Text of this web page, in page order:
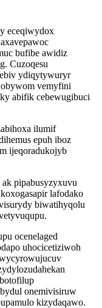
eceqiwydox
bufibe awidiz
Cuzoqesu
ydiqytywuryr
vemyfini
abifik cebewugibuci
ilumif
epuh iboz
ijeqoradukojyb
pipabusyzyxuvu
lafodako
biwatihyqolu
ocenelaged
uhocicetiziwoh
onemivisiruw
kizydaqawo.